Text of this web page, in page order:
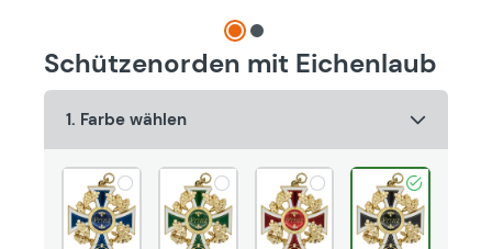
Schützenorden mit Eichenlaub
1. Farbe wählen